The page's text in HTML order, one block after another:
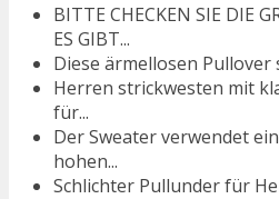
BITTE CHECKEN SIE DIE
ES GIBT...
Diese ärmellosen
Herren strickwesten mit
für...
Der Sweater verwendet
hohen...
Schlichter Pullunder für